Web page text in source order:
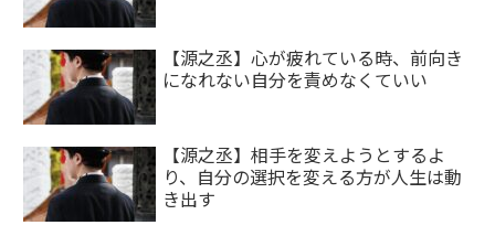
【源之丞】心が疲れている時、前向き
になれない自分を責めなくていい
【源之丞】相手を変えようとするよ
り、自分の選択を変える方が人生は動
き出す